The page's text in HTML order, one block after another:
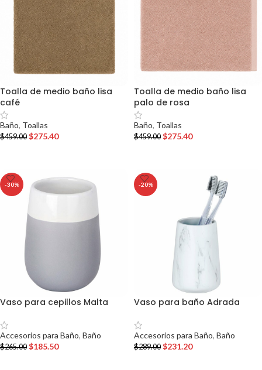
Toalla de medio baño lisa
café
Baño, Toallas
$459.00 $275.40
Toalla de medio baño lisa
palo de rosa
Baño, Toallas
$459.00 $275.40
-30%
Vaso para cepillos Malta
Accesorios para Baño, Baño
$265.00 $185.50
-20%
Vaso para baño Adrada
Accesorios para Baño, Baño
$289.00 $231.20